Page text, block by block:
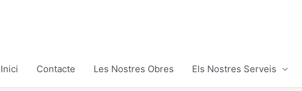
Inici Contacte Les Nostres Obres Els Nostres Serveis